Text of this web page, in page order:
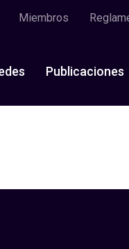
Miembros
Publicaciones